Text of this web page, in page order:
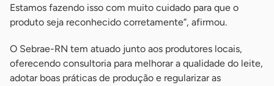
Estamos fazendo isso com muito cuidado para que o
produto seja reconhecido corretamente”, afirmou.
O Sebrae-RN tem atuado junto aos produtores locais,
oferecendo consultoria para melhorar a qualidade do leite,
adotar boas práticas de produção e regularizar as